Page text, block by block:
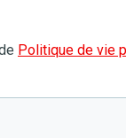
Politique de vie